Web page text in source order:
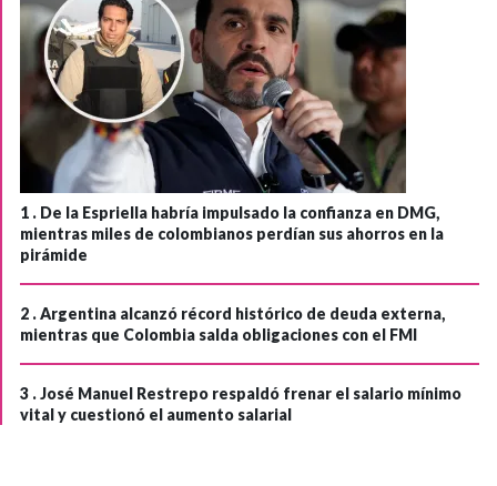
1 . De la Espriella habría impulsado la confianza en DMG,
mientras miles de colombianos perdían sus ahorros en la
pirámide
2 .Argentina alcanzó récord histórico de deuda externa,
mientras que Colombia salda obligaciones con el FMI
3 .José Manuel Restrepo respaldó frenar el salario mínimo
vital y cuestionó el aumento salarial